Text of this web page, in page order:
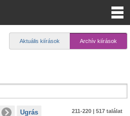
Aktuális kiírások Archív kiírások
Ugrás 211-220 | 517 találat